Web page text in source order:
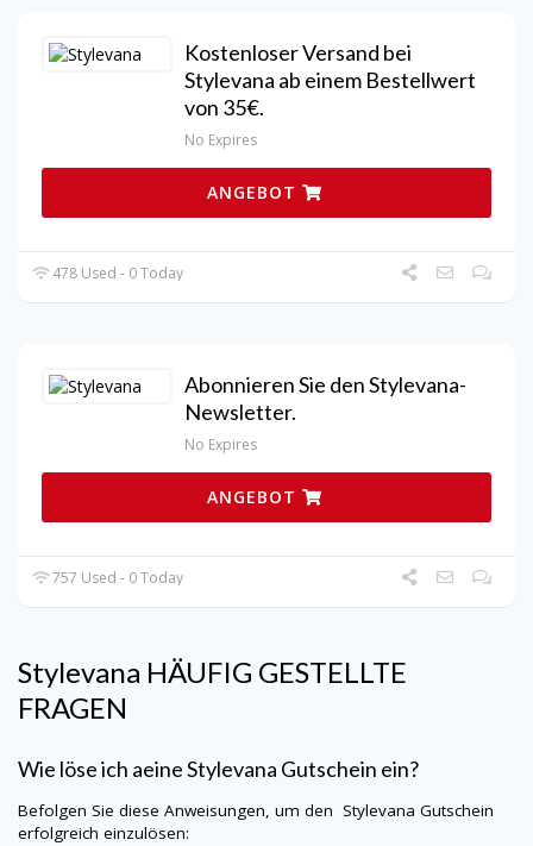
Kostenloser Versand bei
Stylevana ab einem Bestellwert
von 35€.
No Expires
ANGEBOT
478 Used - 0 Today
Abonnieren Sie den Stylevana-
Newsletter.
No Expires
ANGEBOT
757 Used - 0 Today
Stylevana HÄUFIG GESTELLTE
FRAGEN
Wie löse ich aeineStylevana Gutschein ein?
Befolgen Sie diese Anweisungen, um den Stylevana Gutschein
erfolgreich einzulösen: